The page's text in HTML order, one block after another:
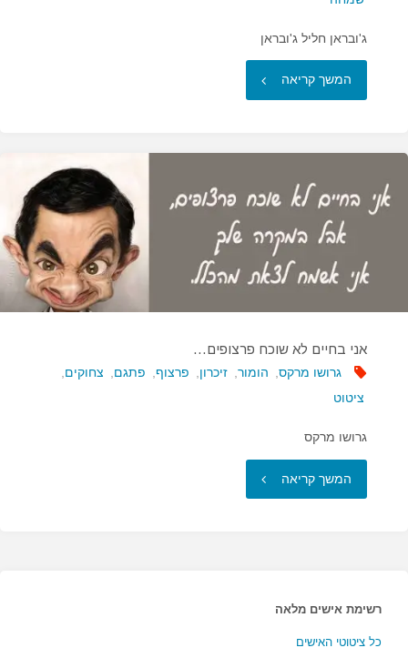
ג'ובראן חליל ג'ובראן
המשך קריאה "יותר
מעצב
היום…"
אני בחיים לא שוכח פרצופים…
גרושו מרקס, הומור, זיכרון, פרצוף, פתגם, צחוקים,
ציטוט
גרושו מרקס
המשך קריאה "אני
רשימת אישים מלאה
כל ציטוטי האישים